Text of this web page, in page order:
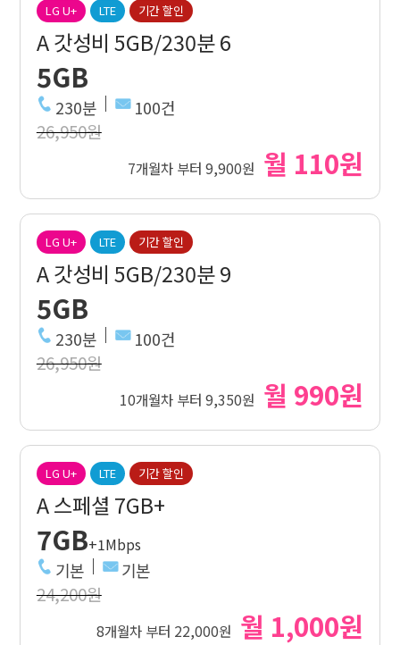
LG U+ LTE 기간 할인
A 갓성비 5GB/230분 6
5GB
230분 100건
26,950원
7개월차 부터 9,900원 월 110원
LG U+ LTE 기간 할인
A 갓성비 5GB/230분 9
5GB
230분 100건
26,950원
10개월차 부터 9,350원 월 990원
LG U+ LTE 기간 할인
A 스페셜 7GB+
7GB+1Mbps
기본 기본
24,200원
8개월차 부터 22,000원 월 1,000원